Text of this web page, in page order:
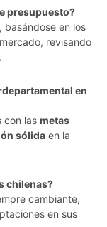
presupuesto?
basándose en los
revisando
.
en
con las metas
sólida en la
chilenas?
cambiante,
en sus